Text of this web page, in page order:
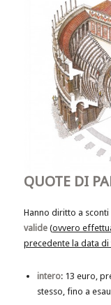
QUOTE DI
Hanno diritto a
valide(ovvero
precedente la data di
intero: 13 euro,
stesso, fino a